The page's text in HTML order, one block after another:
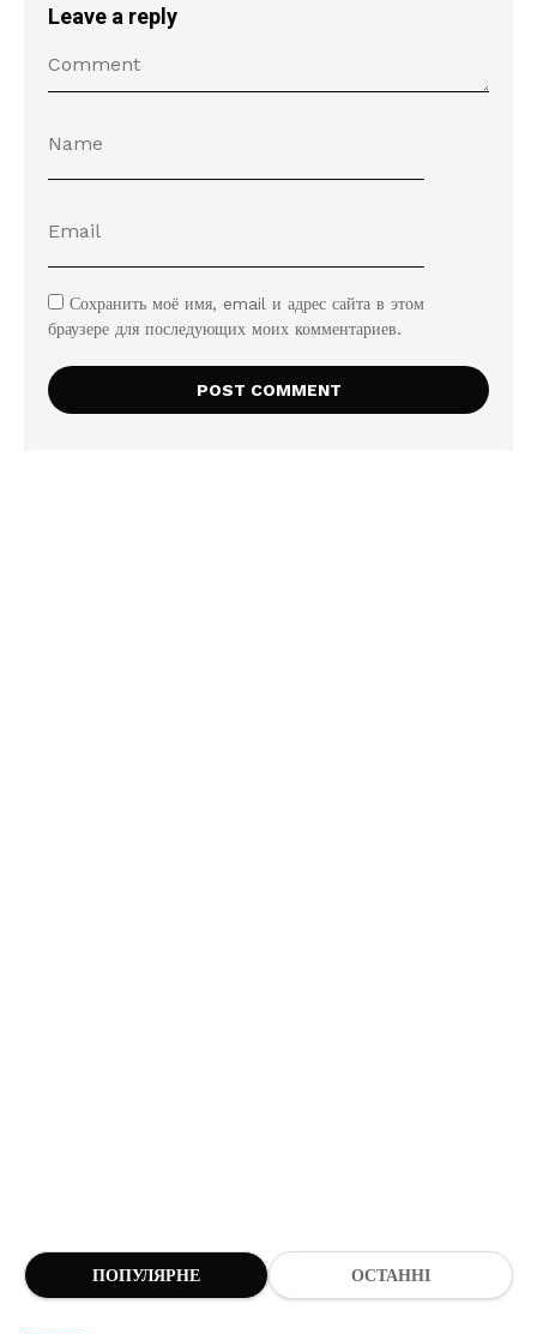
Leave a reply
Сохранить моё имя, email и адрес сайта в этом
браузере для последующих моих комментариев.
ПОПУЛЯРНЕ ОСТАННІ